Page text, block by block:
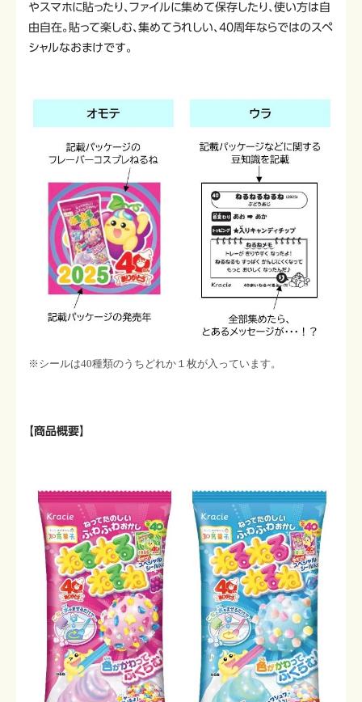
やスマホに貼ったり、ファイルに集めて保存したり、使い方は自
由自在。貼って楽しむ、集めてうれしい、40周年ならではのスペ
シャルなおまけです。
※シールは40種類のうちどれか１枚が入っています。
【商品概要】